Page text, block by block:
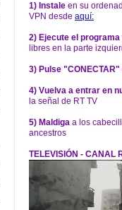
1) Instale en su
VPN desde aquí:
2) Ejecute el programa
libres en la parte
3) Pulse "CONECTAR"
4) Vuelva a entrar en
la señal de RT TV
5) Maldiga a los
ancestros
TELEVISIÓN - CANAL